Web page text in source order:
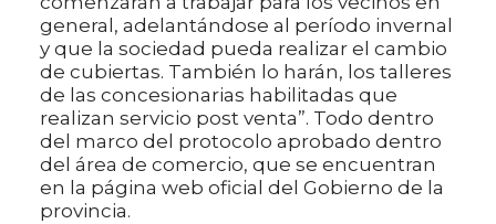
general, adelantándose al período invernal
y que la sociedad pueda realizar el cambio
de cubiertas. También lo harán, los talleres
de las concesionarias habilitadas que
realizan servicio post venta”. Todo dentro
del marco del protocolo aprobado dentro
del área de comercio, que se encuentran
en la página web oficial del Gobierno de la
provincia.